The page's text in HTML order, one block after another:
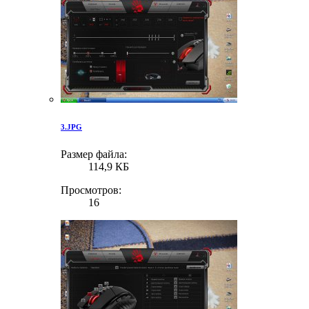
3.JPG
Размер файла:
114,9 КБ
Просмотров:
16